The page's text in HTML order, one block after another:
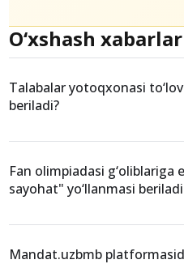
Teglar
beriladi?